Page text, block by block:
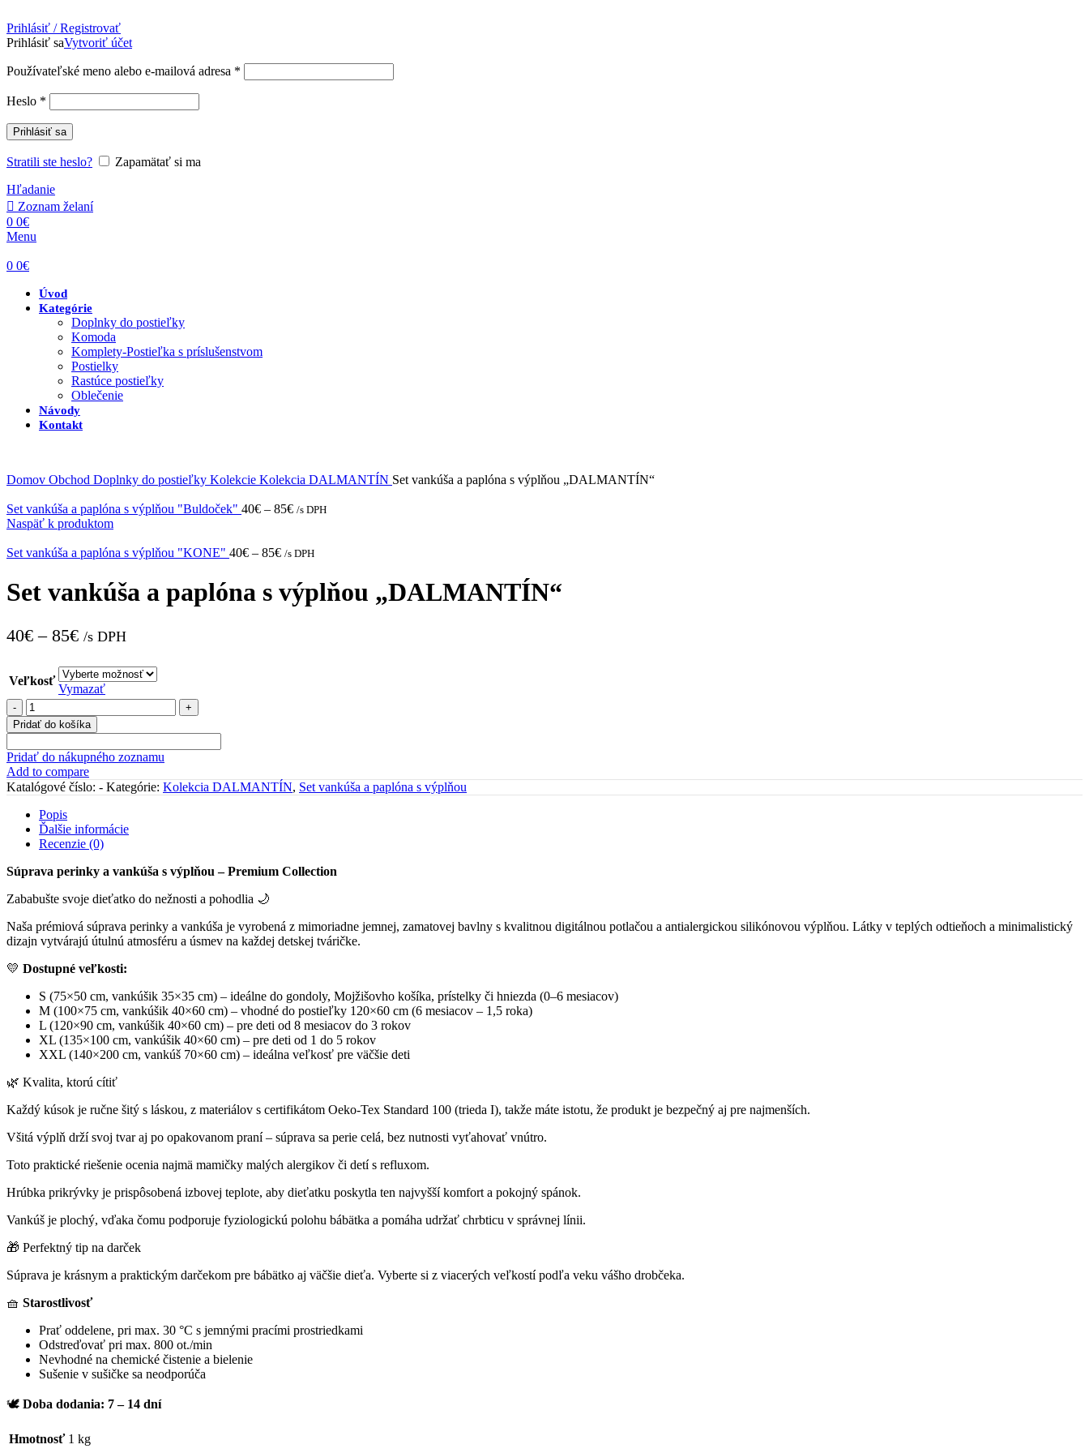
Prihlásiť / Registrovať
Prihlásiť saVytvoriť účet
Používateľské meno alebo e-mailová adresa *
Heslo *
Prihlásiť sa
Stratili ste heslo?
Zapamätať si ma
Hľadanie
Zoznam želaní
0 0€
Menu
0 0€
Úvod
Kategórie
Doplnky do postieľky
Komoda
Komplety-Postieľka s príslušenstvom
Postielky
Rastúce postieľky
Oblečenie
Návody
Kontakt
Domov Obchod Doplnky do postieľky Kolekcie Kolekcia DALMANTÍN Set vankúša a paplóna s výplňou „DALMANTÍN“
Set vankúša a paplóna s výplňou "Buldoček" 40€ – 85€ /s DPH
Naspäť k produktom
Set vankúša a paplóna s výplňou "KONE" 40€ – 85€ /s DPH
Set vankúša a paplóna s výplňou „DALMANTÍN“
40€ – 85€ /s DPH
Veľkosť
Vymazať
množstvo
Set
vankúša
a
paplóna
s
výplňou
"DALMANTÍN"
Pridať do košíka
Pridať do nákupného zoznamu
Add to compare
Katalógové číslo: - Kategórie: Kolekcia DALMANTÍN, Set vankúša a paplóna s výplňou
Popis
Ďalšie informácie
Recenzie (0)
Súprava perinky a vankúša s výplňou – Premium Collection
Zababušte svoje dieťatko do nežnosti a pohodlia 🌙
Naša prémiová súprava perinky a vankúša je vyrobená z mimoriadne jemnej, zamatovej bavlny s kvalitnou digitálnou potlačou a antialergickou silikónovou výplňou. Látky v teplých odtieňoch a minimalistický
dizajn vytvárajú útulnú atmosféru a úsmev na každej detskej tváričke.
💛 Dostupné veľkosti:
S (75×50 cm, vankúšik 35×35 cm) – ideálne do gondoly, Mojžišovho košíka, prístelky či hniezda (0–6 mesiacov)
M (100×75 cm, vankúšik 40×60 cm) – vhodné do postieľky 120×60 cm (6 mesiacov – 1,5 roka)
L (120×90 cm, vankúšik 40×60 cm) – pre deti od 8 mesiacov do 3 rokov
XL (135×100 cm, vankúšik 40×60 cm) – pre deti od 1 do 5 rokov
XXL (140×200 cm, vankúš 70×60 cm) – ideálna veľkosť pre väčšie deti
🌿 Kvalita, ktorú cítiť
Každý kúsok je ručne šitý s láskou, z materiálov s certifikátom Oeko-Tex Standard 100 (trieda I), takže máte istotu, že produkt je bezpečný aj pre najmenších.
Všitá výplň drží svoj tvar aj po opakovanom praní – súprava sa perie celá, bez nutnosti vyťahovať vnútro.
Toto praktické riešenie ocenia najmä mamičky malých alergikov či detí s refluxom.
Hrúbka prikrývky je prispôsobená izbovej teplote, aby dieťatku poskytla ten najvyšší komfort a pokojný spánok.
Vankúš je plochý, vďaka čomu podporuje fyziologickú polohu bábätka a pomáha udržať chrbticu v správnej línii.
🎁 Perfektný tip na darček
Súprava je krásnym a praktickým darčekom pre bábätko aj väčšie dieťa. Vyberte si z viacerých veľkostí podľa veku vášho drobčeka.
🧺 Starostlivosť
Prať oddelene, pri max. 30 °C s jemnými pracími prostriedkami
Odstreďovať pri max. 800 ot./min
Nevhodné na chemické čistenie a bielenie
Sušenie v sušičke sa neodporúča
🕊️ Doba dodania: 7 – 14 dní
Hmotnosť 1 kg